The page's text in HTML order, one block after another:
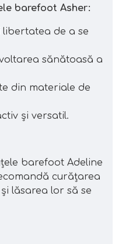
barefoot Asher:
de a se
sănătoasă a
din materiale de
și versatil.
barefoot Adeline
curățarea
lăsarea lor să se